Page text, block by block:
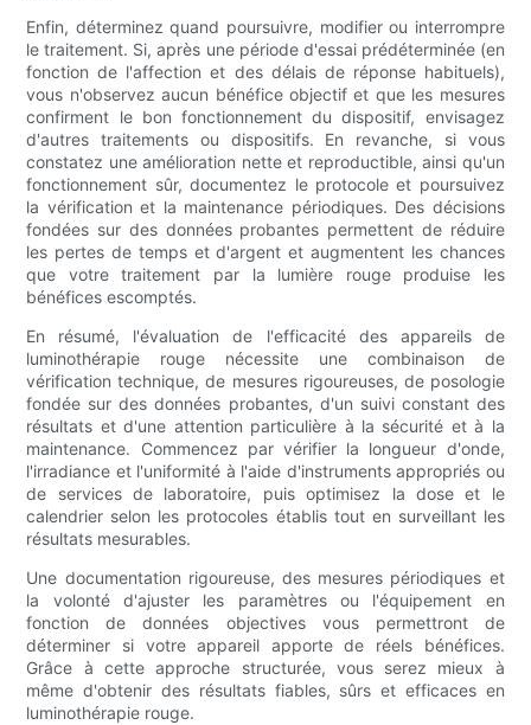
Enfin, déterminez quand poursuivre, modifier ou interrompre
le traitement. Si, après une période d'essai prédéterminée (en
fonction de l'affection et des délais de réponse habituels),
vous n'observez aucun bénéfice objectif et que les mesures
confirment le bon fonctionnement du dispositif, envisagez
d'autres traitements ou dispositifs. En revanche, si vous
constatez une amélioration nette et reproductible, ainsi qu'un
fonctionnement sûr, documentez le protocole et poursuivez
la vérification et la maintenance périodiques. Des décisions
fondées sur des données probantes permettent de réduire
les pertes de temps et d'argent et augmentent les chances
que votre traitement par la lumière rouge produise les
bénéfices escomptés.
En résumé, l'évaluation de l'efficacité des appareils de
luminothérapie rouge nécessite une combinaison de
vérification technique, de mesures rigoureuses, de posologie
fondée sur des données probantes, d'un suivi constant des
résultats et d'une attention particulière à la sécurité et à la
maintenance. Commencez par vérifier la longueur d'onde,
l'irradiance et l'uniformité à l'aide d'instruments appropriés ou
de services de laboratoire, puis optimisez la dose et le
calendrier selon les protocoles établis tout en surveillant les
résultats mesurables.
Une documentation rigoureuse, des mesures périodiques et
la volonté d'ajuster les paramètres ou l'équipement en
fonction de données objectives vous permettront de
déterminer si votre appareil apporte de réels bénéfices.
Grâce à cette approche structurée, vous serez mieux à
même d'obtenir des résultats fiables, sûrs et efficaces en
luminothérapie rouge.